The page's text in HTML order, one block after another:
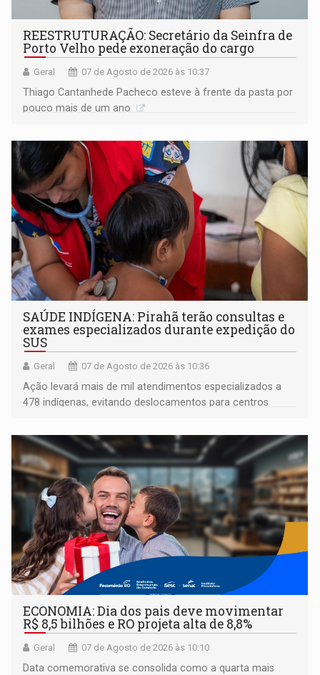
REESTRUTURAÇÃO: Secretário da Seinfra de
Porto Velho pede exoneração do cargo
Geral 07 de Agosto de 2026 às 10:37
Thiago Cantanhede Pacheco esteve à frente da pasta por
pouco mais de um ano
SAÚDE INDÍGENA: Pirahã terão consultas e
exames especializados durante expedição do
SUS
Geral 07 de Agosto de 2026 às 10:36
Ação levará mais de mil atendimentos especializados a
478 indígenas, evitando deslocamentos para centros
ECONOMIA: Dia dos pais deve movimentar
R$ 8,5 bilhões e RO projeta alta de 8,8%
Geral 07 de Agosto de 2026 às 10:10
Data comemorativa se consolida como a quarta mais